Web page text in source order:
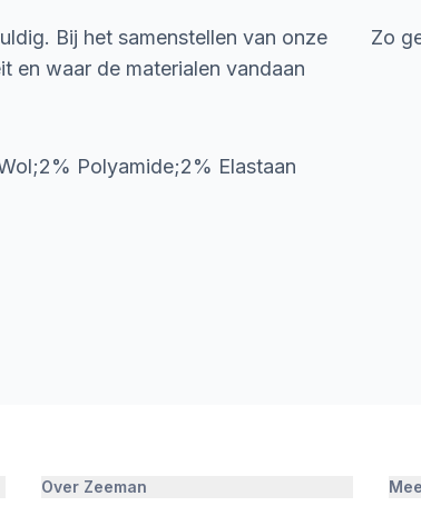
Bij het samenstellen van onze
en waar de materialen vandaan
Polyamide;2% Elastaan
Zo
Over Zeeman